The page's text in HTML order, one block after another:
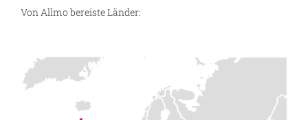
Von Allmo bereiste Länder: